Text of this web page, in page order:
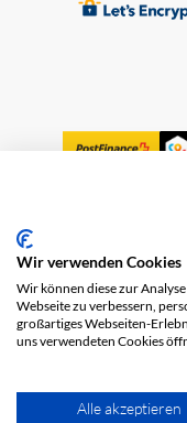
Protection des données
Wir verwenden Cookies
Wir können diese zur
Webseite zu verbessern,
großartiges Webseiten-
uns verwendeten Cookies
Alle akzeptieren